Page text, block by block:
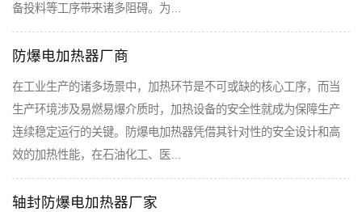
备投料等工序带来诸多阻碍。为…
防爆电加热器厂商
在工业生产的诸多场景中，加热环节是不可或缺的核心工序，而当
生产环境涉及易燃易爆介质时，加热设备的安全性就成为保障生产
连续稳定运行的关键。防爆电加热器凭借其针对性的安全设计和高
效的加热性能，在石油化工、医…
轴封防爆电加热器厂家